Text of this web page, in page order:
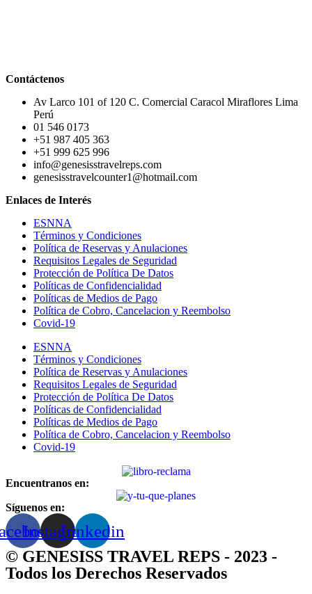
Contáctenos
Av Larco 101 of 120 C. Comercial Caracol Miraflores Lima
Perú
01 546 0173
+51 987 405 363
+51 999 625 996
info@genesisstravelreps.com
genesisstravelcounter1@hotmail.com
Enlaces de Interés
ESNNA
Términos y Condiciones
Política de Reservas y Anulaciones
Requisitos Legales de Seguridad
Protección de Política De Datos
Políticas de Confidencialidad
Políticas de Medios de Pago
Política de Cobro, Cancelacion y Reembolso
Covid-19
ESNNA
Términos y Condiciones
Política de Reservas y Anulaciones
Requisitos Legales de Seguridad
Protección de Política De Datos
Políticas de Confidencialidad
Políticas de Medios de Pago
Política de Cobro, Cancelacion y Reembolso
Covid-19
Encuentranos en:
Síguenos en:
InstagramLinkedin
© GENESISS TRAVEL REPS - 2023 -
Todos los Derechos Reservados